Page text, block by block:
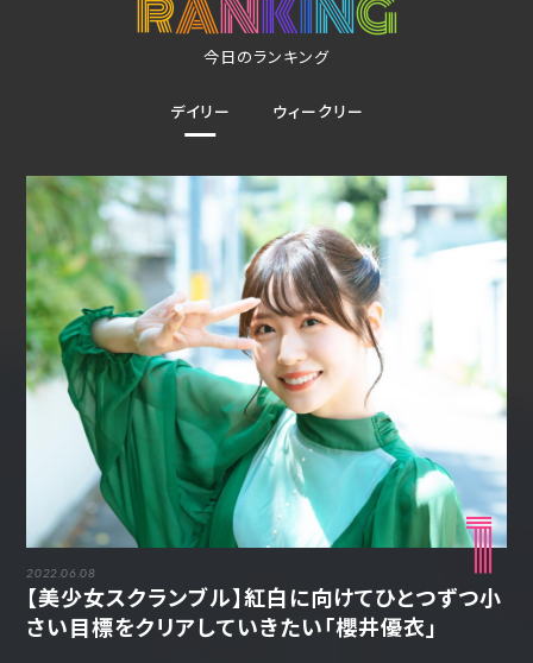
RANKING
今日のランキング
デイリー ウィークリー
1
2022.06.08
【美少女スクランブル】紅白に向けてひとつずつ小
さい目標をクリアしていきたい「櫻井優衣」